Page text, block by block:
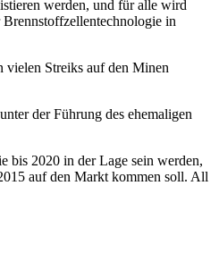
werden, und für alle wird
in
vielen Streiks auf den Minen
der Führung des ehemaligen
bis 2020 in der Lage sein werden,
auf den Markt kommen soll. All